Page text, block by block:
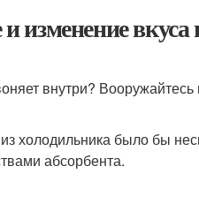
изменение
внутри?
холодильника было бы
абсорбента.